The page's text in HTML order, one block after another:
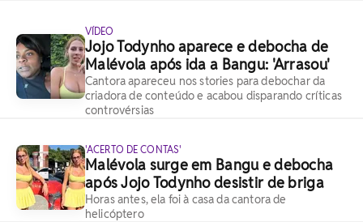
VÍDEO
Jojo Todynho aparece e debocha de
Malévola após ida a Bangu: 'Arrasou'
Cantora apareceu nos stories para debochar da
criadora de conteúdo e acabou disparando críticas
controvérsias
'ACERTO DE CONTAS'
Malévola surge em Bangu e debocha
após Jojo Todynho desistir de briga
Horas antes, ela foi à casa da cantora de
helicóptero